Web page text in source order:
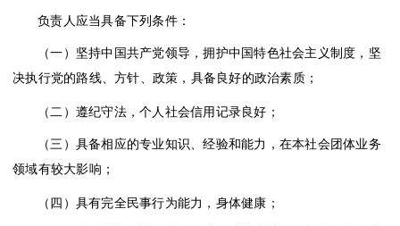
负责人应当具备下列条件：
（一）坚持中国共产党领导，拥护中国特色社会主义制度，坚
决执行党的路线、方针、政策，具备良好的政治素质；
（二）遵纪守法，个人社会信用记录良好；
（三）具备相应的专业知识、经验和能力，在本社会团体业务
领域有较大影响；
（四）具有完全民事行为能力，身体健康；